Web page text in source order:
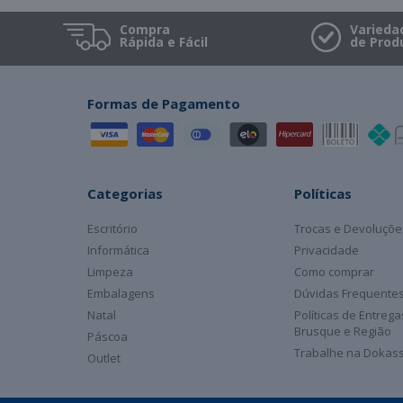
Compra
Rápida e Fácil de
Formas de Pagamento
Categorias
Escritório
Informática
Limpeza
Embalagens
Natal
Páscoa
Outlet
Políticas
Trocas e
Privacidade
Como comprar
Dúvidas Frequentes
Políticas de
Brusque e Região
Trabalhe na